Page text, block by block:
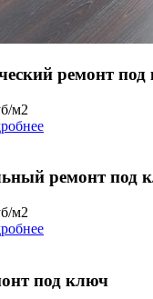
ремонт
м2
ремонт под
м2
под ключ